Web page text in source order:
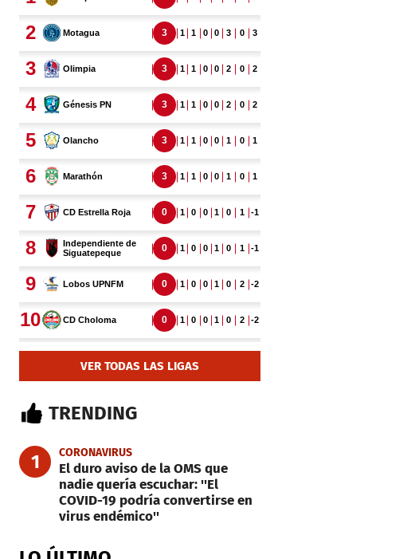
VER TODAS LAS LIGAS
TRENDING
1 CORONAVIRUS
El duro aviso de la OMS que
nadie quería escuchar: ''El
COVID-19 podría convertirse en
virus endémico''